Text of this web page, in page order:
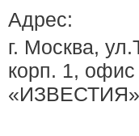
Адрес:
г. Москва,
корп. 1, офис
«ИЗВЕСТИЯ»